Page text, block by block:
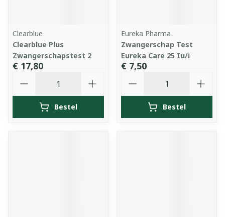
Clearblue
Clearblue Plus
Zwangerschapstest 2
€ 17,80
Bestel
Eureka Pharma
Zwangerschap Test
Eureka Care 25 Iu/i
€ 7,50
Bestel